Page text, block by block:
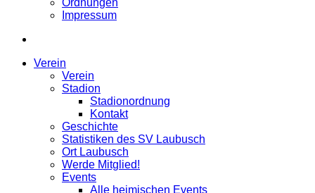
Ordnungen
Impressum
Verein
Verein
Stadion
Stadionordnung
Kontakt
Geschichte
Statistiken des SV Laubusch
Ort Laubusch
Werde Mitglied!
Events
Alle heimischen Events